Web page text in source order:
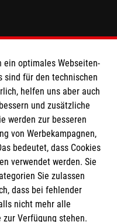
ein optimales Webseiten-
sind für den technischen
helfen uns aber auch
und zusätzliche
werden zur besseren
von Werbekampagnen,
bedeutet, dass Cookies
verwendet werden. Sie
Sie zulassen
dass bei fehlender
nicht mehr alle
Verfügung stehen.